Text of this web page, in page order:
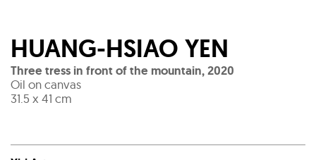
HUANG-HSIAO YEN
Three tress in front of the mountain,2020
Oil on canvas
31.5 x 41 cm